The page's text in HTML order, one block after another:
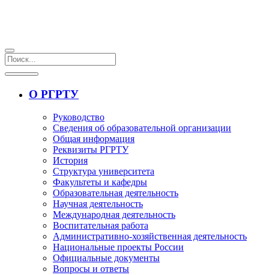
О РГРТУ
Руководство
Сведения об образовательной организации
Общая информация
Реквизиты РГРТУ
История
Структура университета
Факультеты и кафедры
Образовательная деятельность
Научная деятельность
Международная деятельность
Воспитательная работа
Административно-хозяйственная деятельность
Национальные проекты России
Официальные документы
Вопросы и ответы